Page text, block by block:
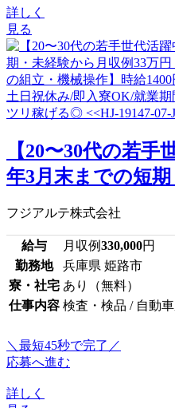
詳しく
見る
【20〜30代の若手
年3月末までの短
フジアルテ株式会社
給与 月収例330,000円
勤務地
兵庫県 姫路市
寮・社宅 あり（無料）
仕事内容 検査・検品 / 自動
＼最短45秒で完了／
応募へ進む
詳しく